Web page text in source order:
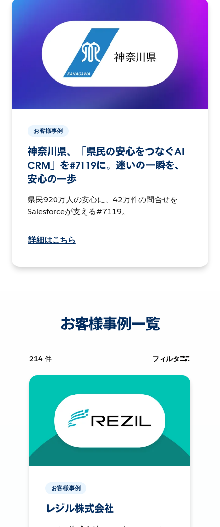
お客様事例
神奈川県、「県民の安心をつなぐAI
CRM」を#7119に。迷いの一瞬を、
安心の一歩
県民920万人の安心に、42万件の問合せを
Salesforceが支える#7119。
詳細はこちら
お客様事例一覧
214 件 フィルタ
お客様事例
レジル株式会社